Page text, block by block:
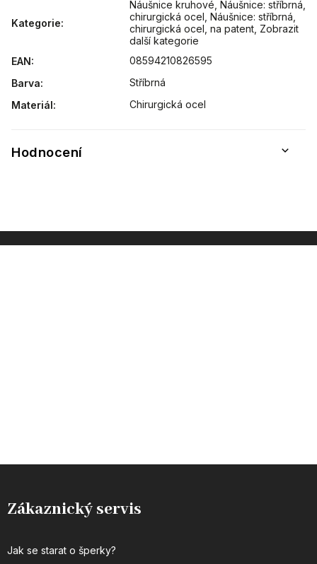
Kategorie:
Náušnice kruhové Náušnice: stříbrná,
chirurgická ocel Náušnice: stříbrná,
chirurgická ocel, na patent Zobrazit
další kategorie
EAN:
08594210826595
Barva:
Stříbrná
Materiál: Chirurgická ocel
Hodnocení
Zákaznický servis
Jak se starat o šperky?